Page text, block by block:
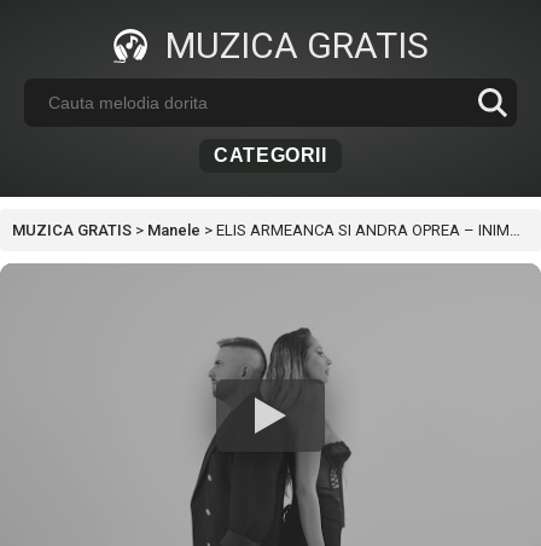
MUZICA GRATIS
CATEGORII
MUZICA GRATIS > Manele > ELIS ARMEANCA SI ANDRA OPREA – INIMA MEA ARDE